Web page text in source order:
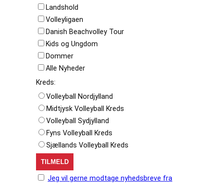
Landshold
Volleyligaen
Danish Beachvolley Tour
Kids og Ungdom
Dommer
Alle Nyheder
Kreds:
Volleyball Nordjylland
Midtjysk Volleyball Kreds
Volleyball Sydjylland
Fyns Volleyball Kreds
Sjællands Volleyball Kreds
Jeg vil gerne modtage nyhedsbreve fra